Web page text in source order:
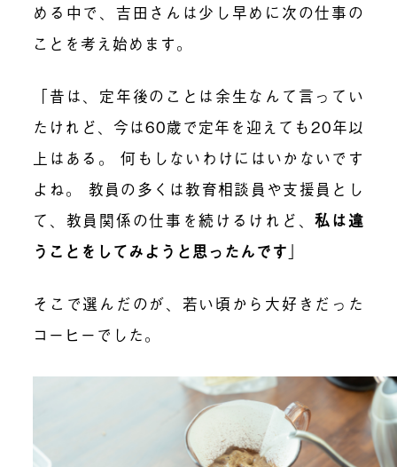
める中で、吉田さんは少し早めに次の仕事の
ことを考え始めます。
「昔は、定年後のことは余生なんて言ってい
たけれど、今は60歳で定年を迎えても20年以
上はある。 何もしないわけにはいかないです
よね。 教員の多くは教育相談員や支援員とし
て、教員関係の仕事を続けるけれど、私は違
うことをしてみようと思ったんです 」
そこで選んだのが、若い頃から大好きだった
コーヒーでした。